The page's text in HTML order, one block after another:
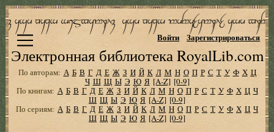
Электронная библиотека RoyalLib.com
Войти Зарегистрироваться
По авторам: А Б В Г Д Е Ж З И Й К Л М Н О П Р С Т У Ф Х Ц
Ч Ш Щ Ы Э Ю Я [A-Z] [0-9]
По книгам: А Б В Г Д Е Ж З И Й К Л М Н О П Р С Т У Ф Х Ц Ч
Ш Щ Ы Э Ю Я [A-Z] [0-9]
По сериям: А Б В Г Д Е Ж З И Й К Л М Н О П Р С Т У Ф Х Ц Ч
Ш Щ Ы Э Ю Я [A-Z] [0-9]